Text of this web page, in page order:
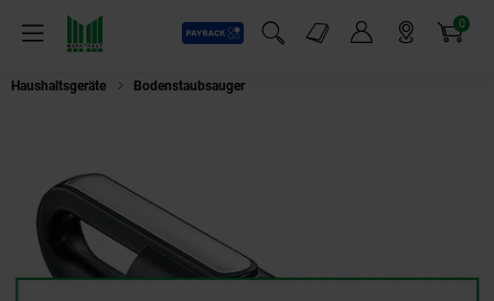
Menü
Payback
Suchfeld einblenden
Markt-Angebote 0
Artikel
Haushaltsgeräte Bodenstaubsauger